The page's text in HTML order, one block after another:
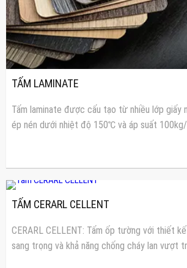
TẤM LAMINATE
Tấm laminate được cấu tạo từ nhiều lớp giấy
ép nén dưới nhiệt độ 150℃ và áp suất
TẤM CERARL CELLENT
CERARL CELLENT: Tấm ốp tường với thiết
sang trọng và khả năng chống cháy lan vượt